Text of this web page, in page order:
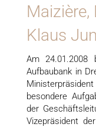
Maizière,
Klaus
Am 24.01.2008
Aufbaubank in
Ministerpräsident
besondere
der
Vizepräsident